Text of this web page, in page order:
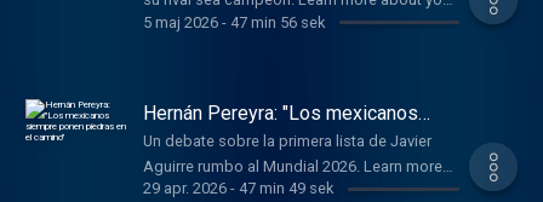
ad choices. Visit
5 maj 2026- 47 min 56 sek
Hernán Pereyra: "Los mexicanos
siempre ponen piedras en el camino"
Un debate sobre la primera lista de Javier
Aguirre rumbo al Mundial 2026. Learn more
about your ad choices. Visit
29 apr. 2026- 47 min 49 sek